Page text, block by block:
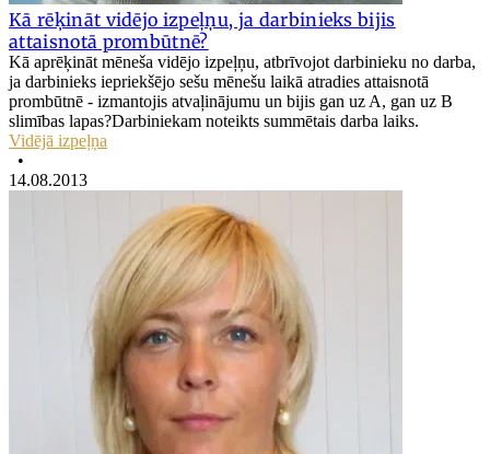
Kā rēķināt vidējo izpeļņu, ja darbinieks bijis
attaisnotā prombūtnē?
Kā aprēķināt mēneša vidējo izpeļņu, atbrīvojot darbinieku no darba,
ja darbinieks iepriekšējo sešu mēnešu laikā atradies attaisnotā
prombūtnē - izmantojis atvaļinājumu un bijis gan uz A, gan uz B
slimības lapas?Darbiniekam noteikts summētais darba laiks.
Vidējā izpeļņa
•
14.08.2013